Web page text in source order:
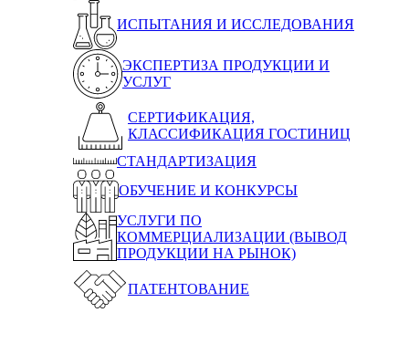
ИСПЫТАНИЯ И ИССЛЕДОВАНИЯ
ЭКСПЕРТИЗА ПРОДУКЦИИ И
УСЛУГ
СЕРТИФИКАЦИЯ,
КЛАССИФИКАЦИЯ ГОСТИНИЦ
СТАНДАРТИЗАЦИЯ
ОБУЧЕНИЕ И КОНКУРСЫ
УСЛУГИ ПО
КОММЕРЦИАЛИЗАЦИИ (ВЫВОД
ПРОДУКЦИИ НА РЫНОК)
ПАТЕНТОВАНИЕ